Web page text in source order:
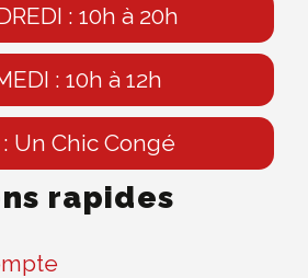
: 10h à 20h
: 10h à 12h
: Un Chic Congé
rapides